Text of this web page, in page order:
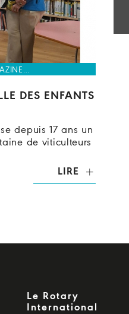
DES ENFANTS
depuis 17 ans un
de viticulteurs
LIRE
Le Rotary
International